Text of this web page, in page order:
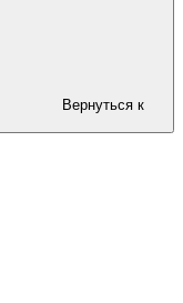
Вернуться к